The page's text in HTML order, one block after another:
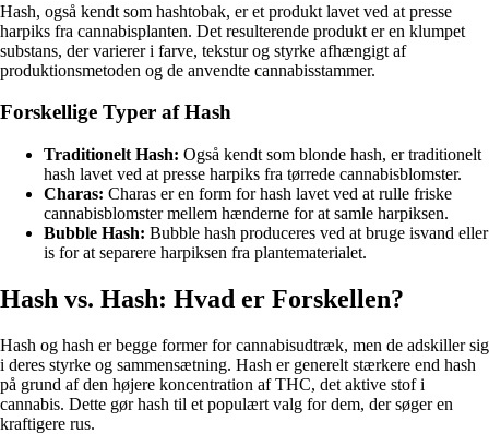
Hash, også kendt som hashtobak, er et produkt lavet ved at presse
harpiks fra cannabisplanten. Det resulterende produkt er en klumpet
substans, der varierer i farve, tekstur og styrke afhængigt af
produktionsmetoden og de anvendte cannabisstammer.
Forskellige Typer af Hash
Traditionelt Hash: Også kendt som blonde hash, er traditionelt
hash lavet ved at presse harpiks fra tørrede cannabisblomster.
Charas: Charas er en form for hash lavet ved at rulle friske
cannabisblomster mellem hænderne for at samle harpiksen.
Bubble Hash: Bubble hash produceres ved at bruge isvand eller
is for at separere harpiksen fra plantematerialet.
Hash vs. Hash: Hvad er Forskellen?
Hash og hash er begge former for cannabisudtræk, men de adskiller sig
i deres styrke og sammensætning. Hash er generelt stærkere end hash
på grund af den højere koncentration af THC, det aktive stof i
cannabis. Dette gør hash til et populært valg for dem, der søger en
kraftigere rus.